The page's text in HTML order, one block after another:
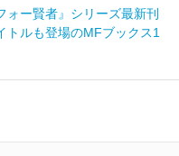
ー賢者』シリーズ最新刊
ルも登場のMFブックス1